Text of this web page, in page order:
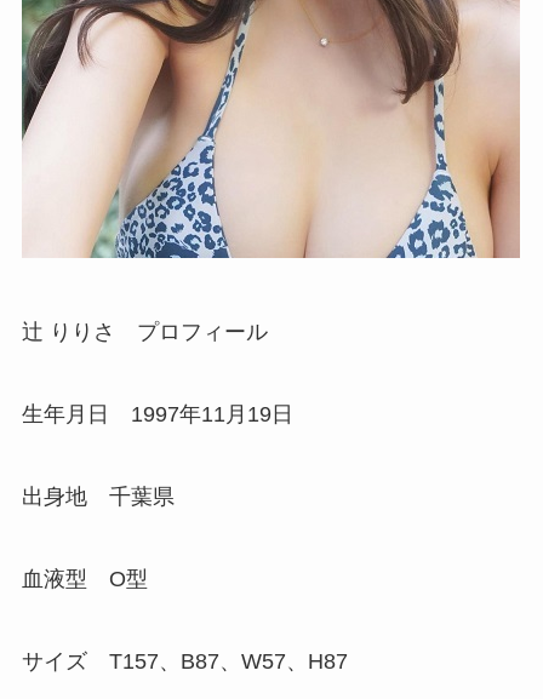
辻 りりさ プロフィール
生年月日 1997年11月19日
出身地 千葉県
血液型 O型
サイズ T157、B87、W57、H87